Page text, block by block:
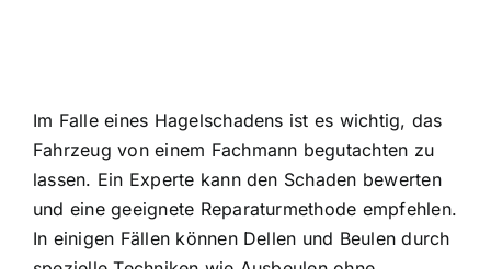
Im Falle eines Hagelschadens ist es wichtig, das
Fahrzeug von einem Fachmann begutachten zu
lassen. Ein Experte kann den Schaden bewerten
und eine geeignete Reparaturmethode empfehlen.
In einigen Fällen können Dellen und Beulen durch